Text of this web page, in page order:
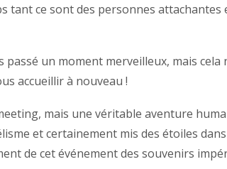
ce sont des personnes attachantes
un moment merveilleux, mais cela
accueillir à nouveau !
mais une véritable aventure
et certainement mis des étoiles
de cet événement des souvenirs